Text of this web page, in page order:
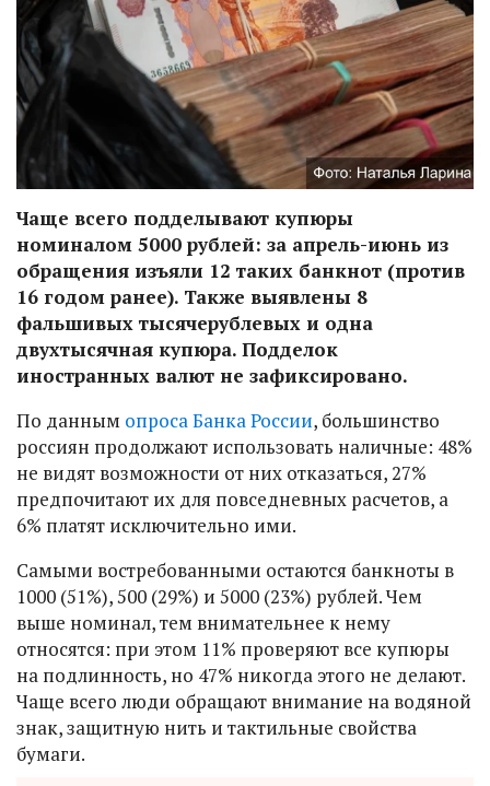
Чаще всего подделывают купюры
номиналом 5000 рублей: за апрель-июнь из
обращения изъяли 12 таких банкнот (против
16 годом ранее). Также выявлены 8
фальшивых тысячерублевых и одна
двухтысячная купюра. Подделок
иностранных валют не зафиксировано.
По данным опроса Банка России, большинство
россиян продолжают использовать наличные: 48%
не видят возможности от них отказаться, 27%
предпочитают их для повседневных расчетов, а
6% платят исключительно ими.
Самыми востребованными остаются банкноты в
1000 (51%), 500 (29%) и 5000 (23%) рублей. Чем
выше номинал, тем внимательнее к нему
относятся: при этом 11% проверяют все купюры
на подлинность, но 47% никогда этого не делают.
Чаще всего люди обращают внимание на водяной
знак, защитную нить и тактильные свойства
бумаги.